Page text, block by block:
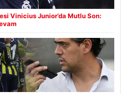
Vinicius Junior’da Mutlu Son: